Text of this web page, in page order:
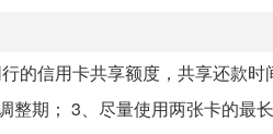
的信用卡共享额度，共享还款
期； 3、尽量使用两张卡的最